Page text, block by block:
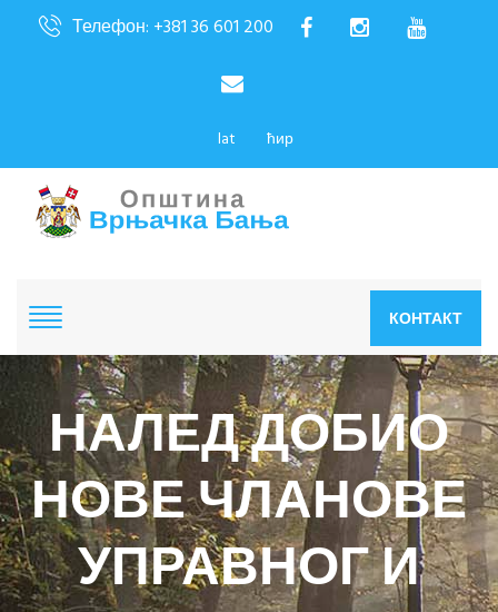
Телефон: +381 36 601 200
lat ћир
КОНТАКТ
НАЛЕД ДОБИО
НОВЕ ЧЛАНОВЕ
УПРАВНОГ И